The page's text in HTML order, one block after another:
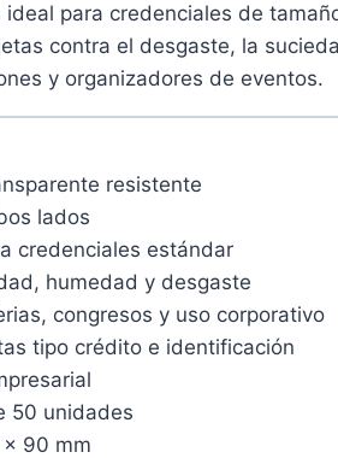
para credenciales de
contra el desgaste, la
y organizadores de eventos.
resistente
lados
credenciales estándar
humedad y desgaste
congresos y uso corporativo
tipo crédito e identificación
50 unidades
x 90 mm